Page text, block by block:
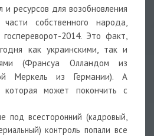
и ресурсов для возобновления
собственного народа,
2014. Это факт,
как украинскими, так и
(Франсуа Олландом из
Меркель из Германии). А
которая может покончить с
под всесторонний (кадровый,
контроль попали все